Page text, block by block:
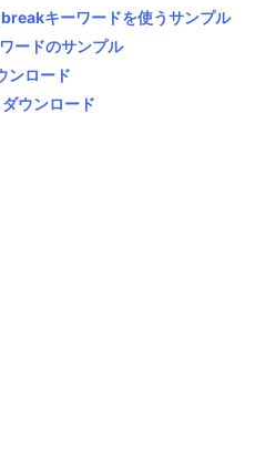
キーワードを使うサンプル
ードのサンプル
ンロード
ウンロード